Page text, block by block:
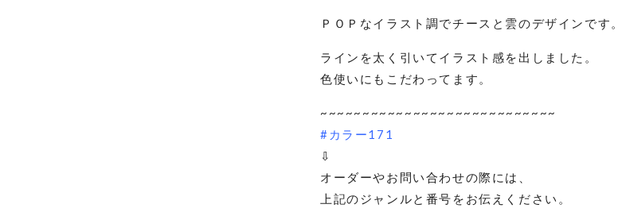
ＰＯＰなイラスト調でチースと雲のデザインです。
ラインを太く引いてイラスト感を出しました。
色使いにもこだわってます。
~~~~~~~~~~~~~~~~~~~~~~~~~~~~
#カラー171
⇩
オーダーやお問い合わせの際には、
上記のジャンルと番号をお伝えください。